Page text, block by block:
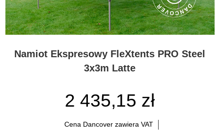
Namiot Ekspresowy FleXtents PRO Steel
3x3m Latte
2 435,15 zł
Cena Dancover zawiera VAT